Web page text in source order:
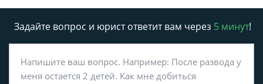
Задайте вопрос и юрист ответит вам через 5 минут!